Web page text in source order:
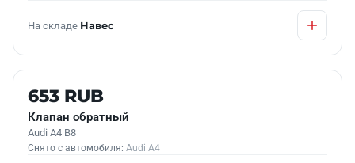
На складе Навес
Б/У В НАЛИЧИИ
653 RUB
Клапан обратный
Audi A4 B8
Снято с автомобиля: Audi A4